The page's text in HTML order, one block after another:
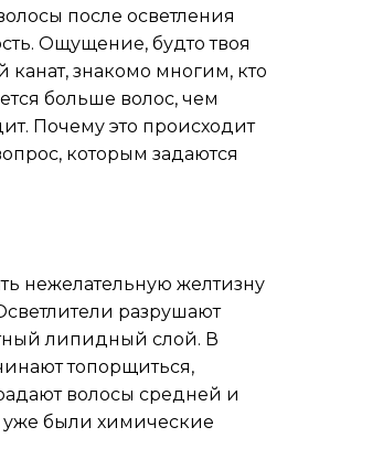
после осветления
Ощущение, будто твоя
знакомо многим, кто
больше волос, чем
Почему это происходит
которым задаются
нежелательную желтизну
разрушают
липидный слой. В
топорщиться,
волосы средней и
уже были химические